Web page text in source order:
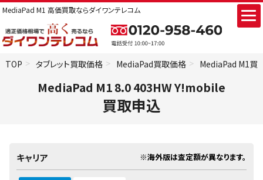
MediaPad M1 高価買取ならダイワンテレコム
TOP タブレット買取価格 MediaPad買取価格 MediaPad M1買
MediaPad M1 8.0 403HW Y!mobile
買取申込
キャリア ※海外版は査定額が異なります。